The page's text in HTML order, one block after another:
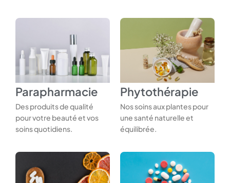
Parapharmacie
Des produits de qualité
pour votre beauté et vos
soins quotidiens.
Phytothérapie
Nos soins aux plantes pour
une santé naturelle et
équilibrée.